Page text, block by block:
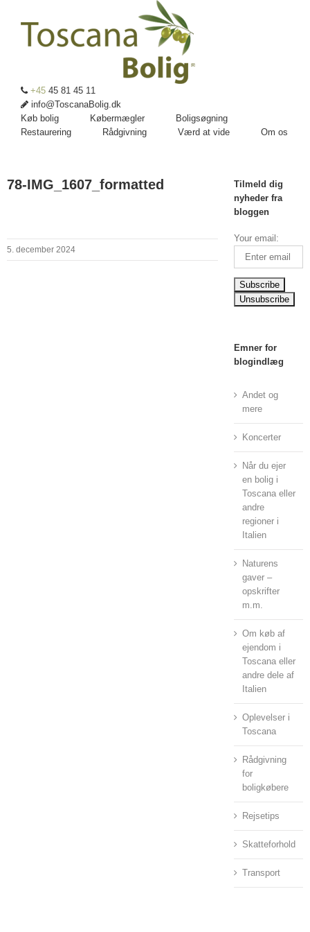
+45 45 81 45 11
info@ToscanaBolig.dk
Køb bolig
Købermægler
Boligsøgning
Restaurering
Rådgivning Værd at vide Om os
78-IMG_1607_formatted
5. december 2024
Tilmeld dig
nyheder fra
bloggen
Your email:
Emner for
blogindlæg
Andet og
mere
Koncerter
Når du ejer
en bolig i
Toscana eller
andre
regioner i
Italien
Naturens
gaver –
opskrifter
m.m.
Om køb af
ejendom i
Toscana eller
andre dele af
Italien
Oplevelser i
Toscana
Rådgivning
for
boligkøbere
Rejsetips
Skatteforhold
Transport